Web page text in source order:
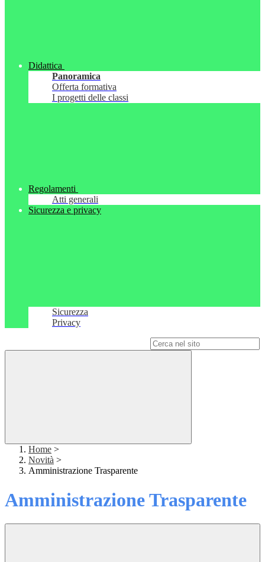
Didattica
Panoramica
Offerta formativa
I progetti delle classi
Regolamenti
Atti generali
Sicurezza e privacy
Sicurezza
Privacy
Home >
Novità >
Amministrazione Trasparente
Amministrazione Trasparente